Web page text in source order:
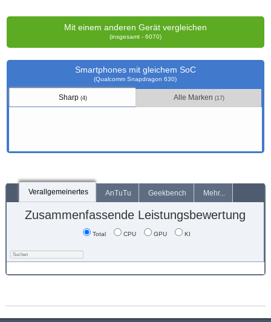
Mit einem anderen Gerät vergleichen
(insgesamt - 6070)
Smartphones mit gleichem SoC
(Qualcomm Snapdragon 630)
Sharp (4) Alle Marken (17)
Verallgemeinertes AnTuTu Geekbench Mehr...
Zusammenfassende Leistungsbewertung
Total CPU GPU KI